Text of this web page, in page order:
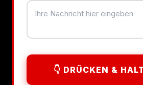
👇 DRÜCKEN &